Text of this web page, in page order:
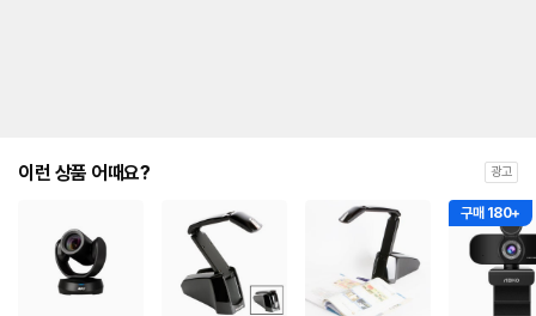
이런 상품 어때요? 광고
구매 180+